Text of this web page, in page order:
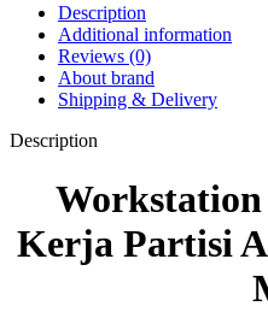
Description
Additional information
Reviews (0)
About brand
Shipping & Delivery
Description
Kerja Partisi